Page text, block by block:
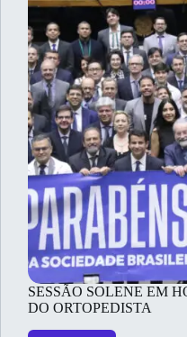
SESSÃO SOLENE EM
DO ORTOPEDISTA